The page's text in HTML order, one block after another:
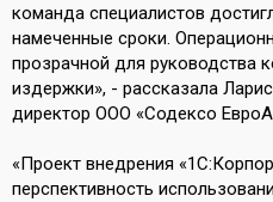
команда специалистов
намеченные сроки.
прозрачной для руководства
издержки», - рассказала
директор ООО «Содексо
«Проект внедрения
перспективность